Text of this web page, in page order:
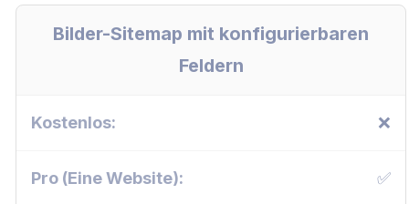
Bilder-Sitemap mit konfigurierbaren
Feldern
❌
✅